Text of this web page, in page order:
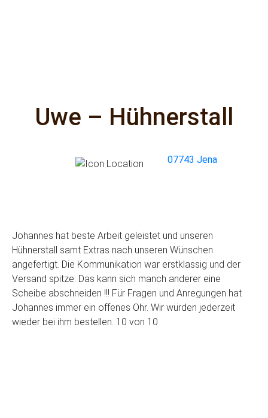
Uwe – Hühnerstall
07743 Jena
Johannes hat beste Arbeit geleistet und unseren
Hühnerstall samt Extras nach unseren Wünschen
angefertigt. Die Kommunikation war erstklassig und der
Versand spitze. Das kann sich manch anderer eine
Scheibe abschneiden !!! Für Fragen und Anregungen hat
Johannes immer ein offenes Ohr. Wir würden jederzeit
wieder bei ihm bestellen. 10 von 10